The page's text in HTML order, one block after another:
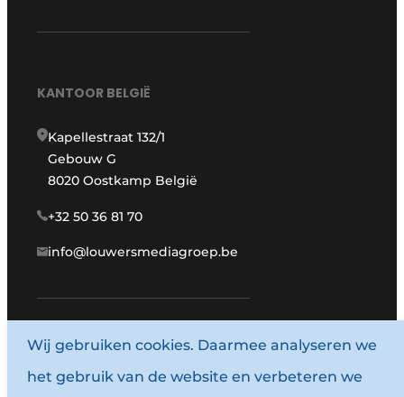
KANTOOR BELGIË
Kapellestraat 132/1
Gebouw G
8020 Oostkamp België
+32 50 36 81 70
info@louwersmediagroep.be
www.louwersmediagroep.com
© 1987 - 2026 Louwersmediagroep.
Wij gebruiken cookies. Daarmee analyseren we
het gebruik van de website en verbeteren we